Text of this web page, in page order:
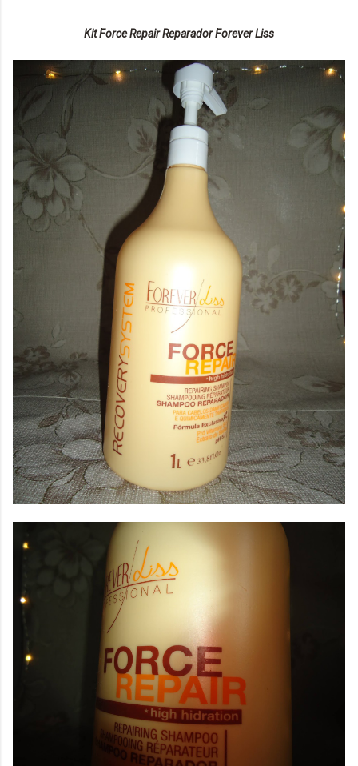
Kit Force Repair Reparador Forever Liss